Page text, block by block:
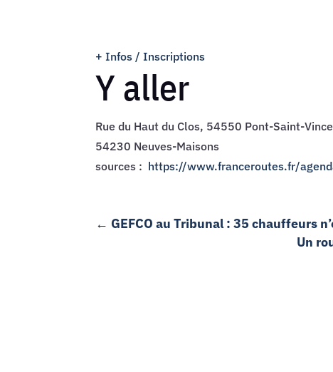
+ Infos / Inscriptions
Y aller
Rue du Haut du Clos, 54550 Pont-Saint-
54230 Neuves-Maisons
sources : https://www.franceroutes.fr/
← GEFCO au Tribunal : 35 chauffeurs
Un